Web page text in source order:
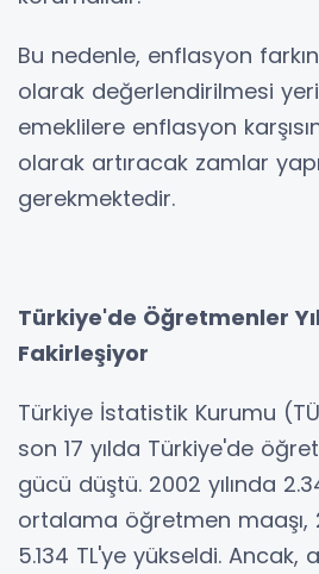
Bu nedenle, enflasyon
olarak değerlendirilmesi
emeklilere enflasyon
olarak artıracak zamlar
gerekmektedir.
Türkiye'de Öğretmenler
Fakirleşiyor
Türkiye İstatistik Kurumu
son 17 yılda Türkiye'de
gücü düştü. 2002 yılında
ortalama öğretmen maaşı,
5.134 TL'ye yükseldi. Ancak,